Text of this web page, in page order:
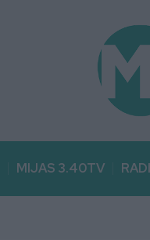
MIJAS 3.40TV